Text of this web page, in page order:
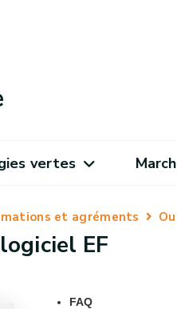
vertes
et agréments
EF
FAQ